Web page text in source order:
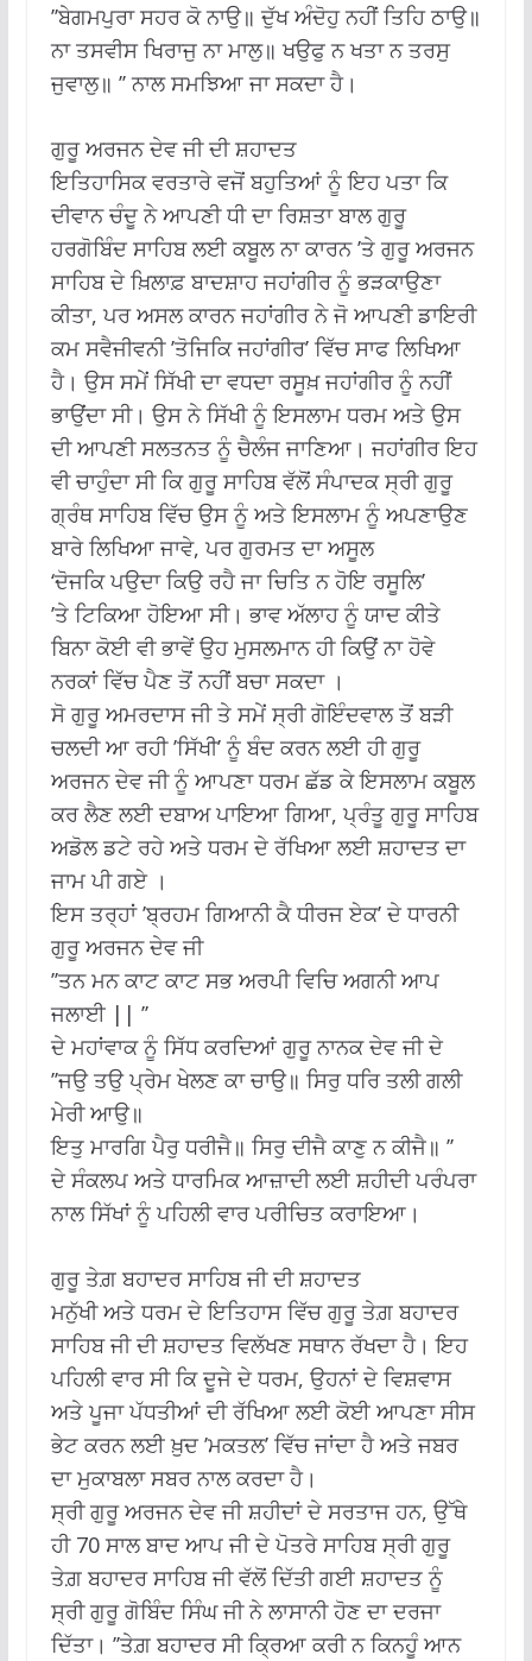
’’ਬੇਗਮਪੁਰਾ ਸਹਰ ਕੋ ਨਾਉ॥ ਦੁੱਖ ਅੰਦੋਹੁ ਨਹੀਂ ਤਿਹਿ ਠਾਉ॥
ਨਾ ਤਸਵੀਸ ਖਿਰਾਜੁ ਨਾ ਮਾਲੁ॥ ਖਉਫੁ ਨ ਖਤਾ ਨ ਤਰਸੁ
ਜੁਵਾਲੁ॥ ’’ ਨਾਲ ਸਮਝਿਆ ਜਾ ਸਕਦਾ ਹੈ।
ਗੁਰੂ ਅਰਜਨ ਦੇਵ ਜੀ ਦੀ ਸ਼ਹਾਦਤ
ਇਤਿਹਾਸਿਕ ਵਰਤਾਰੇ ਵਜੋਂ ਬਹੁਤਿਆਂ ਨੂੰ ਇਹ ਪਤਾ ਕਿ
ਦੀਵਾਨ ਚੰਦੂ ਨੇ ਆਪਣੀ ਧੀ ਦਾ ਰਿਸ਼ਤਾ ਬਾਲ ਗੁਰੂ
ਹਰਗੋਬਿੰਦ ਸਾਹਿਬ ਲਈ ਕਬੂਲ ਨਾ ਕਾਰਨ ’ਤੇ ਗੁਰੂ ਅਰਜਨ
ਸਾਹਿਬ ਦੇ ਖ਼ਿਲਾਫ਼ ਬਾਦਸ਼ਾਹ ਜਹਾਂਗੀਰ ਨੂੰ ਭੜਕਾਉਣਾ
ਕੀਤਾ, ਪਰ ਅਸਲ ਕਾਰਨ ਜਹਾਂਗੀਰ ਨੇ ਜੋ ਆਪਣੀ ਡਾਇਰੀ
ਕਮ ਸਵੈਜੀਵਨੀ ’ਤੋਜਿਕਿ ਜਹਾਂਗੀਰ’ ਵਿੱਚ ਸਾਫ ਲਿਖਿਆ
ਹੈ। ਉਸ ਸਮੇਂ ਸਿੱਖੀ ਦਾ ਵਧਦਾ ਰਸੂਖ਼ ਜਹਾਂਗੀਰ ਨੂੰ ਨਹੀਂ
ਭਾਉਂਦਾ ਸੀ। ਉਸ ਨੇ ਸਿੱਖੀ ਨੂੰ ਇਸਲਾਮ ਧਰਮ ਅਤੇ ਉਸ
ਦੀ ਆਪਣੀ ਸਲਤਨਤ ਨੂੰ ਚੈਲੰਜ ਜਾਣਿਆ। ਜਹਾਂਗੀਰ ਇਹ
ਵੀ ਚਾਹੁੰਦਾ ਸੀ ਕਿ ਗੁਰੂ ਸਾਹਿਬ ਵੱਲੋਂ ਸੰਪਾਦਕ ਸ੍ਰੀ ਗੁਰੂ
ਗ੍ਰੰਥ ਸਾਹਿਬ ਵਿੱਚ ਉਸ ਨੂੰ ਅਤੇ ਇਸਲਾਮ ਨੂੰ ਅਪਣਾਉਣ
ਬਾਰੇ ਲਿਖਿਆ ਜਾਵੇ, ਪਰ ਗੁਰਮਤ ਦਾ ਅਸੂਲ
‘ਦੋਜਕਿ ਪਉਦਾ ਕਿਉ ਰਹੈ ਜਾ ਚਿਤਿ ਨ ਹੋਇ ਰਸੂਲਿ’
’ਤੇ ਟਿਕਿਆ ਹੋਇਆ ਸੀ। ਭਾਵ ਅੱਲਾਹ ਨੂੰ ਯਾਦ ਕੀਤੇ
ਬਿਨਾ ਕੋਈ ਵੀ ਭਾਵੇਂ ਉਹ ਮੁਸਲਮਾਨ ਹੀ ਕਿਉਂ ਨਾ ਹੋਵੇ
ਨਰਕਾਂ ਵਿੱਚ ਪੈਣ ਤੋਂ ਨਹੀਂ ਬਚਾ ਸਕਦਾ ।
ਸੋ ਗੁਰੂ ਅਮਰਦਾਸ ਜੀ ਤੇ ਸਮੇਂ ਸ੍ਰੀ ਗੋਇੰਦਵਾਲ ਤੋਂ ਬੜੀ
ਚਲਦੀ ਆ ਰਹੀ ’ਸਿੱਖੀ’ ਨੂੰ ਬੰਦ ਕਰਨ ਲਈ ਹੀ ਗੁਰੂ
ਅਰਜਨ ਦੇਵ ਜੀ ਨੂੰ ਆਪਣਾ ਧਰਮ ਛੱਡ ਕੇ ਇਸਲਾਮ ਕਬੂਲ
ਕਰ ਲੈਣ ਲਈ ਦਬਾਅ ਪਾਇਆ ਗਿਆ, ਪ੍ਰੰਤੂ ਗੁਰੂ ਸਾਹਿਬ
ਅਡੋਲ ਡਟੇ ਰਹੇ ਅਤੇ ਧਰਮ ਦੇ ਰੱਖਿਆ ਲਈ ਸ਼ਹਾਦਤ ਦਾ
ਜਾਮ ਪੀ ਗਏ ।
ਇਸ ਤਰ੍ਹਾਂ ’ਬ੍ਰਹਮ ਗਿਆਨੀ ਕੈ ਧੀਰਜ ਏਕ’ ਦੇ ਧਾਰਨੀ
ਗੁਰੂ ਅਰਜਨ ਦੇਵ ਜੀ
’’ਤਨ ਮਨ ਕਾਟ ਕਾਟ ਸਭ ਅਰਪੀ ਵਿਚਿ ਅਗਨੀ ਆਪ
ਜਲਾਈ || ’’
ਦੇ ਮਹਾਂਵਾਕ ਨੂੰ ਸਿੱਧ ਕਰਦਿਆਂ ਗੁਰੂ ਨਾਨਕ ਦੇਵ ਜੀ ਦੇ
’’ਜਉ ਤਉ ਪ੍ਰੇਮ ਖੇਲਣ ਕਾ ਚਾਉ॥ ਸਿਰੁ ਧਰਿ ਤਲੀ ਗਲੀ
ਮੇਰੀ ਆਉ॥
ਇਤੁ ਮਾਰਗਿ ਪੈਰੁ ਧਰੀਜੈ॥ ਸਿਰੁ ਦੀਜੈ ਕਾਣੁ ਨ ਕੀਜੈ॥ ’’
ਦੇ ਸੰਕਲਪ ਅਤੇ ਧਾਰਮਿਕ ਆਜ਼ਾਦੀ ਲਈ ਸ਼ਹੀਦੀ ਪਰੰਪਰਾ
ਨਾਲ ਸਿੱਖਾਂ ਨੂੰ ਪਹਿਲੀ ਵਾਰ ਪਰੀਚਿਤ ਕਰਾਇਆ।
ਗੁਰੂ ਤੇਗ਼ ਬਹਾਦਰ ਸਾਹਿਬ ਜੀ ਦੀ ਸ਼ਹਾਦਤ
ਮਨੁੱਖੀ ਅਤੇ ਧਰਮ ਦੇ ਇਤਿਹਾਸ ਵਿੱਚ ਗੁਰੂ ਤੇਗ਼ ਬਹਾਦਰ
ਸਾਹਿਬ ਜੀ ਦੀ ਸ਼ਹਾਦਤ ਵਿਲੱਖਣ ਸਥਾਨ ਰੱਖਦਾ ਹੈ। ਇਹ
ਪਹਿਲੀ ਵਾਰ ਸੀ ਕਿ ਦੂਜੇ ਦੇ ਧਰਮ, ਉਹਨਾਂ ਦੇ ਵਿਸ਼ਵਾਸ
ਅਤੇ ਪੂਜਾ ਪੱਧਤੀਆਂ ਦੀ ਰੱਖਿਆ ਲਈ ਕੋਈ ਆਪਣਾ ਸੀਸ
ਭੇਟ ਕਰਨ ਲਈ ਖ਼ੁਦ ’ਮਕਤਲ’ ਵਿੱਚ ਜਾਂਦਾ ਹੈ ਅਤੇ ਜਬਰ
ਦਾ ਮੁਕਾਬਲਾ ਸਬਰ ਨਾਲ ਕਰਦਾ ਹੈ।
ਸ੍ਰੀ ਗੁਰੂ ਅਰਜਨ ਦੇਵ ਜੀ ਸ਼ਹੀਦਾਂ ਦੇ ਸਰਤਾਜ ਹਨ, ਉੱਥੇ
ਹੀ 70 ਸਾਲ ਬਾਦ ਆਪ ਜੀ ਦੇ ਪੋਤਰੇ ਸਾਹਿਬ ਸ੍ਰੀ ਗੁਰੂ
ਤੇਗ਼ ਬਹਾਦਰ ਸਾਹਿਬ ਜੀ ਵੱਲੋਂ ਦਿੱਤੀ ਗਈ ਸ਼ਹਾਦਤ ਨੂੰ
ਸ੍ਰੀ ਗੁਰੂ ਗੋਬਿੰਦ ਸਿੰਘ ਜੀ ਨੇ ਲਾਸਾਨੀ ਹੋਣ ਦਾ ਦਰਜਾ
ਦਿੱਤਾ। ’’ਤੇਗ਼ ਬਹਾਦਰ ਸੀ ਕ੍ਰਿਆ ਕਰੀ ਨ ਕਿਨਹੂੰ ਆਨ